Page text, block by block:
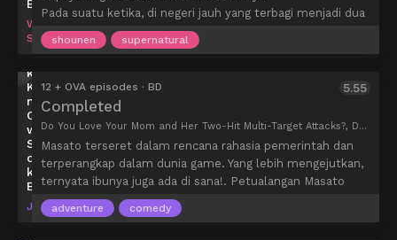
sepanjang tepi danau di hutan adalah apa yang dia cari.
Jadi dia berangkat untuk mengumpulkan pasir… tapi
monster menunggunya di tepi danau! Terlebih lagi, Milim
mendengar rencananya untuk piknik dan berlari turun dari
BD
Wit
Studio
Pada suatu ketika, di negeri jauh yang terbagi menjadi dua
alam…
Bagian Luar dijelajahi oleh makhluk teratomorfik yang
mereka sentuh. Manusia hanya bisa hidup aman di dalam.
Tapi ketika seorang gadis kecil yang tersesat dari Dalam
bernama Shiva, dan Orang Luar yang tampak seperti
berdampingan dengan tenang di sisi yang sama di hutan,
ikatan mereka tampaknya melampaui sifat mereka yang
tidak cocok. Ini adalah awal dari cerita rakyat tentang dua
orang yang terbuang – satu manusia, satu bukan manusia
– yang berlama-lama di senja kabur yang memisahkan
shounen supernatural
Zentai
Kougeki
de
Ni-
kai
Kougeki
no
Okaasan
wa
Suki
desu
ka?
BD
J.C.Staff
12 + OVA episodes · BD
Completed
Do You Love Your Mom and Her Two-Hit Multi-Target Attacks?, Do You Like Your Mom? Her Normal Attack is Two Attacks at Full Power, Okaa-san Online, Okaasan online, 通常攻撃が全体攻撃で二回攻撃のお母さんは好きですか？
5.55
Masato terseret dalam rencana rahasia pemerintah dan
terperangkap dalam dunia game. Yang lebih mengejutkan,
ternyata ibunya juga ada di sana!. Petualangan Masato
bersama ibunya pun dimulai…
adventure comedy